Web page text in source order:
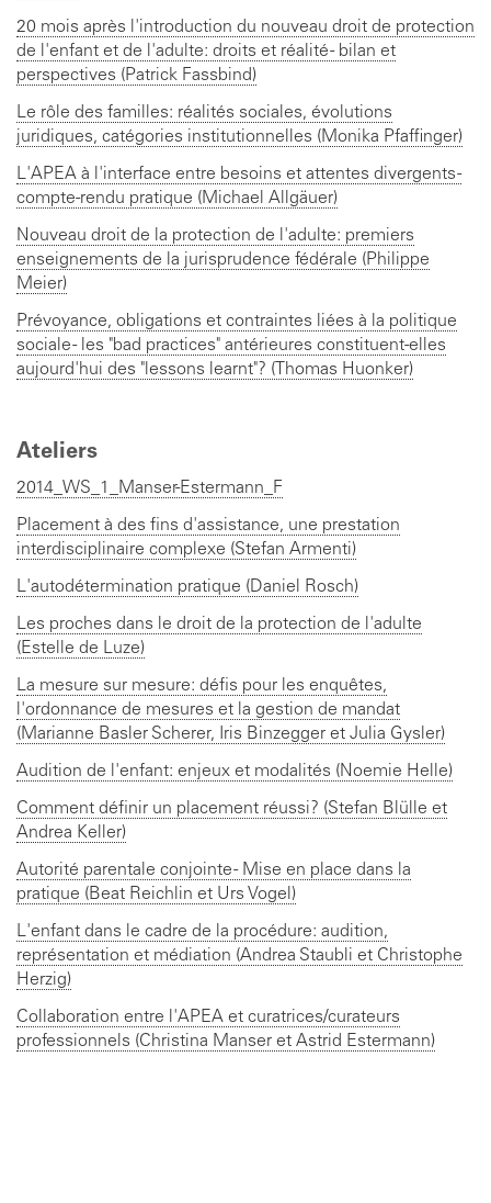
20 mois après l'introduction du nouveau droit de protection
de l'enfant et de l'adulte: droits et réalité - bilan et
perspectives (Patrick Fassbind)
Le rôle des familles: réalités sociales, évolutions
juridiques, catégories institutionnelles (Monika Pfaffinger)
L'APEA à l'interface entre besoins et attentes divergents -
compte-rendu pratique (Michael Allgäuer)
Nouveau droit de la protection de l'adulte: premiers
enseignements de la jurisprudence fédérale (Philippe
Meier)
Prévoyance, obligations et contraintes liées à la politique
sociale - les "bad practices" antérieures constituent-elles
aujourd'hui des "lessons learnt"? (Thomas Huonker)
Ateliers
2014_WS_1_Manser-Estermann_F
Placement à des fins d'assistance, une prestation
interdisciplinaire complexe (Stefan Armenti)
L'autodétermination pratique (Daniel Rosch)
Les proches dans le droit de la protection de l'adulte
(Estelle de Luze)
La mesure sur mesure: défis pour les enquêtes,
l'ordonnance de mesures et la gestion de mandat
(Marianne Basler Scherer, Iris Binzegger et Julia Gysler)
Audition de l'enfant: enjeux et modalités (Noemie Helle)
Comment définir un placement réussi? (Stefan Blülle et
Andrea Keller)
Autorité parentale conjointe - Mise en place dans la
pratique (Beat Reichlin et Urs Vogel)
L'enfant dans le cadre de la procédure: audition,
représentation et médiation (Andrea Staubli et Christophe
Herzig)
Collaboration entre l'APEA et curatrices/curateurs
professionnels (Christina Manser et Astrid Estermann)